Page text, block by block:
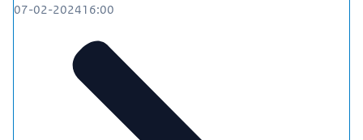
07-02-202416:00